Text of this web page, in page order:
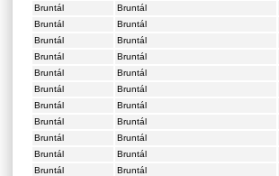
Bruntál
Bruntál
Bruntál
Bruntál
Bruntál
Bruntál
Bruntál
Bruntál
Bruntál
Bruntál
Bruntál
Bruntál
Bruntál
Bruntál
Bruntál
Bruntál
Bruntál
Bruntál
Bruntál
Bruntál
Bruntál
Bruntál